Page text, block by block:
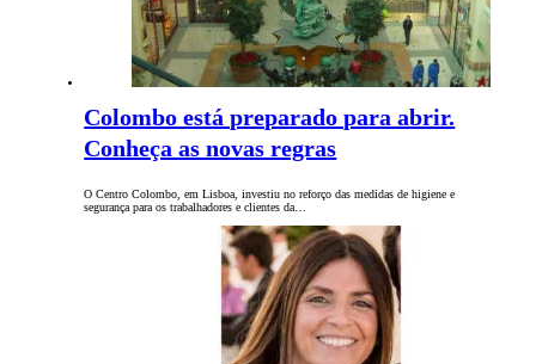
Colombo está preparado para abrir.
Conheça as novas regras
O Centro Colombo, em Lisboa, investiu no reforço das medidas de higiene e
segurança para os trabalhadores e clientes da…